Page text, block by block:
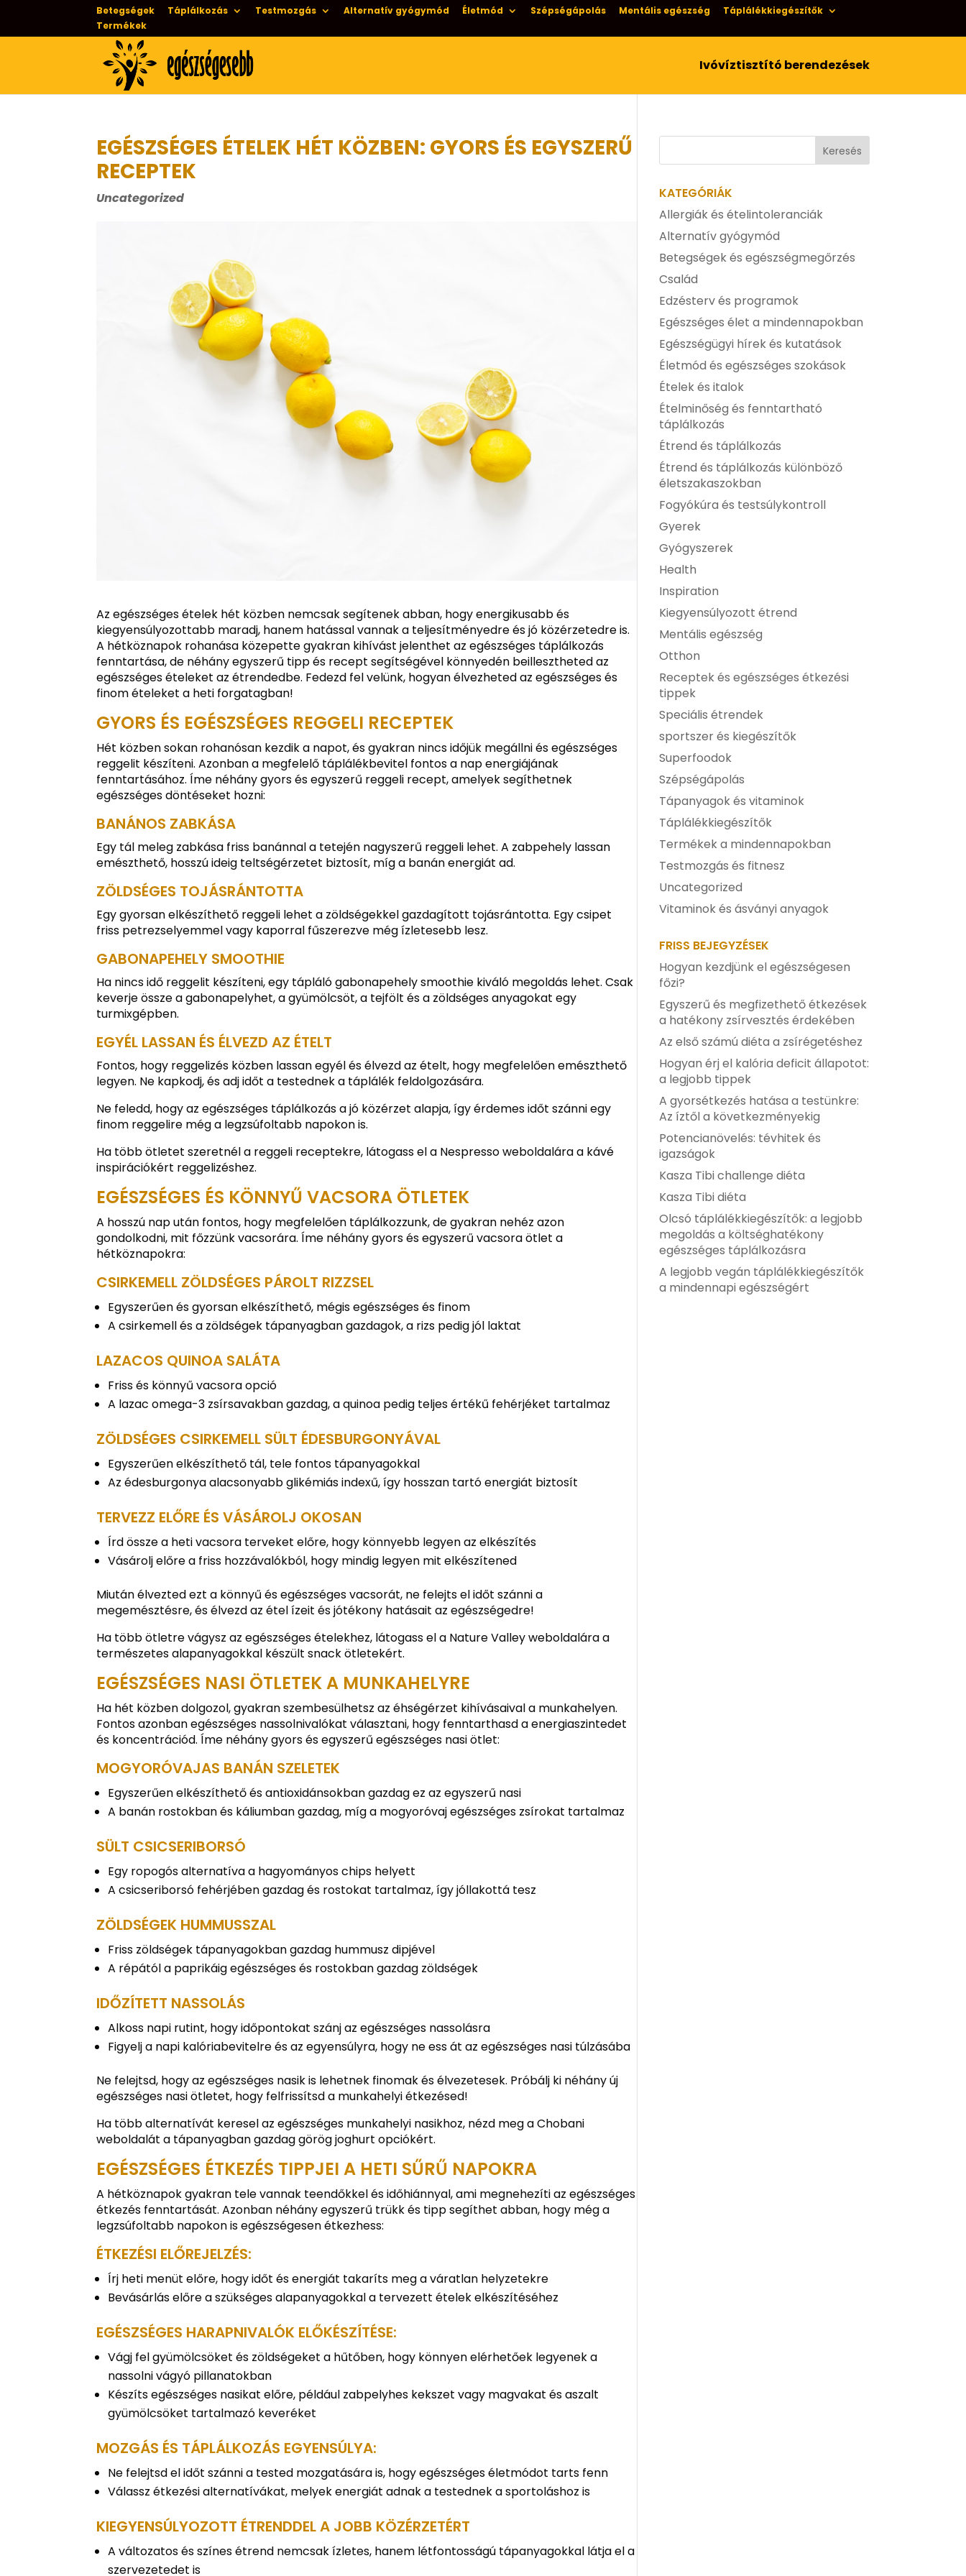
Betegségek Táplálkozás Testmozgás Alternatív gyógymód Életmód Szépségápolás Mentális egészség
Táplálékkiegészítők
Termékek
Ivóvíztisztító berendezések
EGÉSZSÉGES ÉTELEK HÉT KÖZBEN: GYORS ÉS EGYSZERŰ
RECEPTEK
Uncategorized
Az egészséges ételek hét közben nemcsak segítenek abban, hogy energikusabb és
kiegyensúlyozottabb maradj, hanem hatással vannak a teljesítményedre és jó közérzetedre is.
A hétköznapok rohanása közepette gyakran kihívást jelenthet az egészséges táplálkozás
fenntartása, de néhány egyszerű tipp és recept segítségével könnyedén beillesztheted az
egészséges ételeket az étrendedbe. Fedezd fel velünk, hogyan élvezheted az egészséges és
finom ételeket a heti forgatagban!
GYORS ÉS EGÉSZSÉGES REGGELI RECEPTEK
Hét közben sokan rohanósan kezdik a napot, és gyakran nincs időjük megállni és egészséges
reggelit készíteni. Azonban a megfelelő táplálékbevitel fontos a nap energiájának
fenntartásához. Íme néhány gyors és egyszerű reggeli recept, amelyek segíthetnek
egészséges döntéseket hozni:
BANÁNOS ZABKÁSA
Egy tál meleg zabkása friss banánnal a tetején nagyszerű reggeli lehet. A zabpehely lassan
emészthető, hosszú ideig teltségérzetet biztosít, míg a banán energiát ad.
ZÖLDSÉGES TOJÁSRÁNTOTTA
Egy gyorsan elkészíthető reggeli lehet a zöldségekkel gazdagított tojásrántotta. Egy csipet
friss petrezselyemmel vagy kaporral fűszerezve még ízletesebb lesz.
GABONAPEHELY SMOOTHIE
Ha nincs idő reggelit készíteni, egy tápláló gabonapehely smoothie kiváló megoldás lehet. Csak
keverje össze a gabonapelyhet, a gyümölcsöt, a tejfölt és a zöldséges anyagokat egy
turmixgépben.
EGYÉL LASSAN ÉS ÉLVEZD AZ ÉTELT
Fontos, hogy reggelizés közben lassan egyél és élvezd az ételt, hogy megfelelően emészthető
legyen. Ne kapkodj, és adj időt a testednek a táplálék feldolgozására.
Ne feledd, hogy az egészséges táplálkozás a jó közérzet alapja, így érdemes időt szánni egy
finom reggelire még a legzsúfoltabb napokon is.
Ha több ötletet szeretnél a reggeli receptekre, látogass el a Nespresso weboldalára a kávé
inspirációkért reggelizéshez.
EGÉSZSÉGES ÉS KÖNNYŰ VACSORA ÖTLETEK
A hosszú nap után fontos, hogy megfelelően táplálkozzunk, de gyakran nehéz azon
gondolkodni, mit főzzünk vacsorára. Íme néhány gyors és egyszerű vacsora ötlet a
hétköznapokra:
CSIRKEMELL ZÖLDSÉGES PÁROLT RIZZSEL
Egyszerűen és gyorsan elkészíthető, mégis egészséges és finom
A csirkemell és a zöldségek tápanyagban gazdagok, a rizs pedig jól laktat
LAZACOS QUINOA SALÁTA
Friss és könnyű vacsora opció
A lazac omega-3 zsírsavakban gazdag, a quinoa pedig teljes értékű fehérjéket tartalmaz
ZÖLDSÉGES CSIRKEMELL SÜLT ÉDESBURGONYÁVAL
Egyszerűen elkészíthető tál, tele fontos tápanyagokkal
Az édesburgonya alacsonyabb glikémiás indexű, így hosszan tartó energiát biztosít
TERVEZZ ELŐRE ÉS VÁSÁROLJ OKOSAN
Írd össze a heti vacsora terveket előre, hogy könnyebb legyen az elkészítés
Vásárolj előre a friss hozzávalókból, hogy mindig legyen mit elkészítened
Miután élvezted ezt a könnyű és egészséges vacsorát, ne felejts el időt szánni a
megemésztésre, és élvezd az étel ízeit és jótékony hatásait az egészségedre!
Ha több ötletre vágysz az egészséges ételekhez, látogass el a Nature Valley weboldalára a
természetes alapanyagokkal készült snack ötletekért.
EGÉSZSÉGES NASI ÖTLETEK A MUNKAHELYRE
Ha hét közben dolgozol, gyakran szembesülhetsz az éhségérzet kihívásaival a munkahelyen.
Fontos azonban egészséges nassolnivalókat választani, hogy fenntarthasd a energiaszintedet
és koncentrációd. Íme néhány gyors és egyszerű egészséges nasi ötlet:
MOGYORÓVAJAS BANÁN SZELETEK
Egyszerűen elkészíthető és antioxidánsokban gazdag ez az egyszerű nasi
A banán rostokban és káliumban gazdag, míg a mogyoróvaj egészséges zsírokat tartalmaz
SÜLT CSICSERIBORSÓ
Egy ropogós alternatíva a hagyományos chips helyett
A csicseriborsó fehérjében gazdag és rostokat tartalmaz, így jóllakottá tesz
ZÖLDSÉGEK HUMMUSSZAL
Friss zöldségek tápanyagokban gazdag hummusz dipjével
A répától a paprikáig egészséges és rostokban gazdag zöldségek
IDŐZÍTETT NASSOLÁS
Alkoss napi rutint, hogy időpontokat szánj az egészséges nassolásra
Figyelj a napi kalóriabevitelre és az egyensúlyra, hogy ne ess át az egészséges nasi túlzásába
Ne felejtsd, hogy az egészséges nasik is lehetnek finomak és élvezetesek. Próbálj ki néhány új
egészséges nasi ötletet, hogy felfrissítsd a munkahelyi étkezésed!
Ha több alternatívát keresel az egészséges munkahelyi nasikhoz, nézd meg a Chobani
weboldalát a tápanyagban gazdag görög joghurt opciókért.
EGÉSZSÉGES ÉTKEZÉS TIPPJEI A HETI SŰRŰ NAPOKRA
A hétköznapok gyakran tele vannak teendőkkel és időhiánnyal, ami megnehezíti az egészséges
étkezés fenntartását. Azonban néhány egyszerű trükk és tipp segíthet abban, hogy még a
legzsúfoltabb napokon is egészségesen étkezhess:
ÉTKEZÉSI ELŐREJELZÉS:
Írj heti menüt előre, hogy időt és energiát takaríts meg a váratlan helyzetekre
Bevásárlás előre a szükséges alapanyagokkal a tervezett ételek elkészítéséhez
EGÉSZSÉGES HARAPNIVALÓK ELŐKÉSZÍTÉSE:
Vágj fel gyümölcsöket és zöldségeket a hűtőben, hogy könnyen elérhetőek legyenek a
nassolni vágyó pillanatokban
Készíts egészséges nasikat előre, például zabpelyhes kekszet vagy magvakat és aszalt
gyümölcsöket tartalmazó keveréket
MOZGÁS ÉS TÁPLÁLKOZÁS EGYENSÚLYA:
Ne felejtsd el időt szánni a tested mozgatására is, hogy egészséges életmódot tarts fenn
Válassz étkezési alternatívákat, melyek energiát adnak a testednek a sportoláshoz is
KIEGYENSÚLYOZOTT ÉTRENDDEL A JOBB KÖZÉRZETÉRT
A változatos és színes étrend nemcsak ízletes, hanem létfontosságú tápanyagokkal látja el a
szervezetedet is
KATEGÓRIÁK
Allergiák és ételintoleranciák
Alternatív gyógymód
Betegségek és egészségmegőrzés
Család
Edzésterv és programok
Egészséges élet a mindennapokban
Egészségügyi hírek és kutatások
Életmód és egészséges szokások
Ételek és italok
Ételminőség és fenntartható
táplálkozás
Étrend és táplálkozás
Étrend és táplálkozás különböző
életszakaszokban
Fogyókúra és testsúlykontroll
Gyerek
Gyógyszerek
Health
Inspiration
Kiegyensúlyozott étrend
Mentális egészség
Otthon
Receptek és egészséges étkezési
tippek
Speciális étrendek
sportszer és kiegészítők
Superfoodok
Szépségápolás
Tápanyagok és vitaminok
Táplálékkiegészítők
Termékek a mindennapokban
Testmozgás és fitnesz
Uncategorized
Vitaminok és ásványi anyagok
FRISS BEJEGYZÉSEK
Hogyan kezdjünk el egészségesen
főzi?
Egyszerű és megfizethető étkezések
a hatékony zsírvesztés érdekében
Az első számú diéta a zsírégetéshez
Hogyan érj el kalória deficit állapotot:
a legjobb tippek
A gyorsétkezés hatása a testünkre:
Az íztől a következményekig
Potencianövelés: tévhitek és
igazságok
Kasza Tibi challenge diéta
Kasza Tibi diéta
Olcsó táplálékkiegészítők: a legjobb
megoldás a költséghatékony
egészséges táplálkozásra
A legjobb vegán táplálékkiegészítők
a mindennapi egészségért